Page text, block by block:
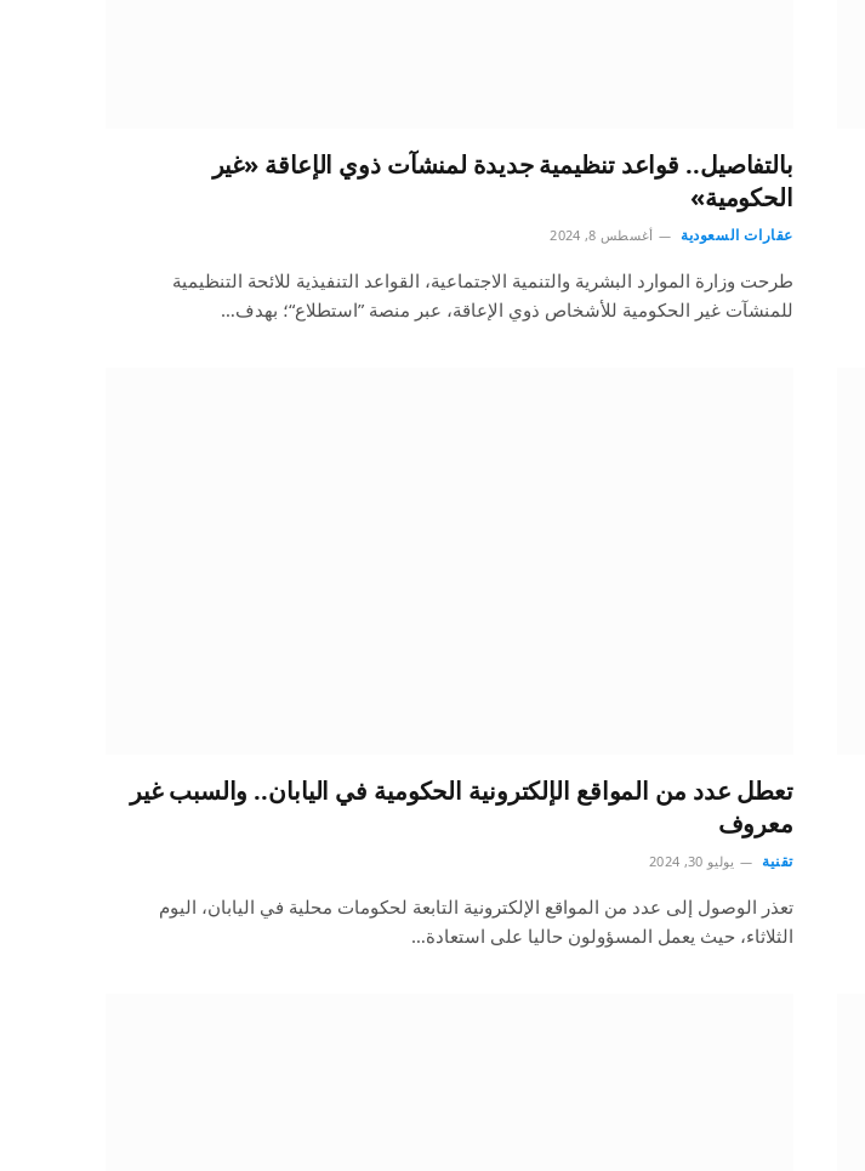
بالتفاصيل.. قواعد تنظيمية جديدة لمنشآت ذوي الإعاقة «غير
الحكومية»
عقارات السعودية أغسطس 8, 2024
طرحت وزارة الموارد البشرية والتنمية الاجتماعية، القواعد التنفيذية للائحة التنظيمية
للمنشآت غير الحكومية للأشخاص ذوي الإعاقة، عبر منصة ”استطلاع“؛ بهدف…
تعطل عدد من المواقع الإلكترونية الحكومية في اليابان.. والسبب غير
معروف
تقنية يوليو 30, 2024
تعذر الوصول إلى عدد من المواقع الإلكترونية التابعة لحكومات محلية في اليابان، اليوم
الثلاثاء، حيث يعمل المسؤولون حاليا على استعادة…